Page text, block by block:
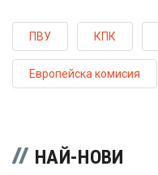
ПВУ КПК
Европейска комисия
НАЙ-НОВИ